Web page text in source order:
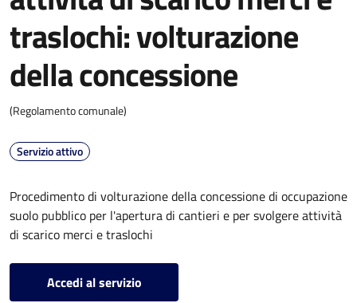
traslochi: volturazione
della concessione
(Regolamento comunale)
Servizio attivo
Procedimento di volturazione della concessione di occupazione
suolo pubblico per l'apertura di cantieri e per svolgere attività
di scarico merci e traslochi
Accedi al servizio